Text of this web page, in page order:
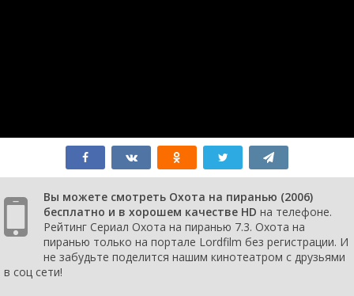
Вы можете смотреть Охота на пиранью (2006)
бесплатно и в хорошем качестве HD на телефоне.
Рейтинг Сериал Охота на пиранью 7.3. Охота на
пиранью только на портале Lordfilm без регистрации. И
не забудьте поделится нашим кинотеатром с друзьями
в соц сети!